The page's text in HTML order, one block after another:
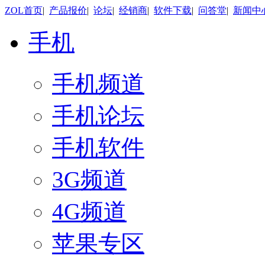
ZOL首页| 产品报价| 论坛| 经销商| 软件下载| 问答堂| 新闻中
手机
手机频道
手机论坛
手机软件
3G频道
4G频道
苹果专区